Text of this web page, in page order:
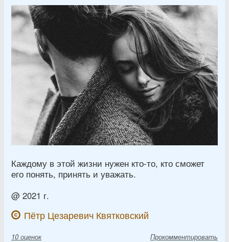
Каждому в этой жизни нужен кто-то, кто сможет
его понять, принять и уважать.
@ 2021 г.
Пётр Цезаревич Квятковский
10 оценок Прокомментировать